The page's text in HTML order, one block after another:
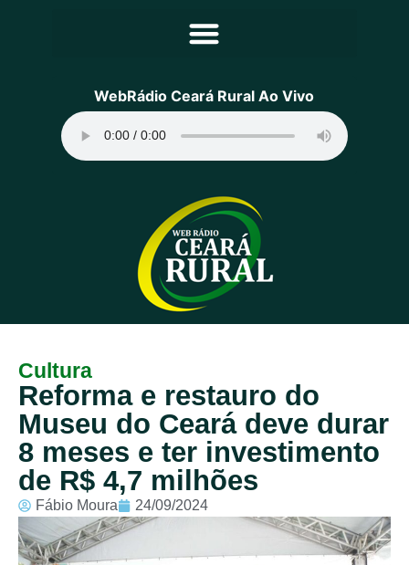
Principal
Programação
Equipe
Contato
Sobre
WebRádio Ceará Rural Ao Vivo
Cultura
Reforma e restauro do
Museu do Ceará deve durar
8 meses e ter investimento
de R$ 4,7 milhões
Fábio Moura 24/09/2024